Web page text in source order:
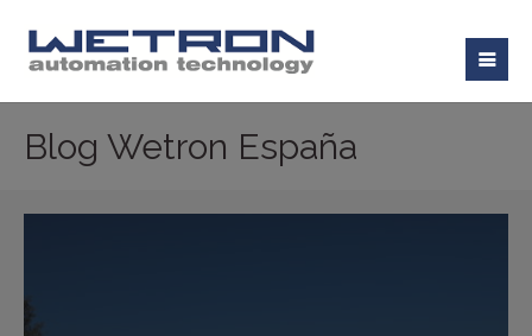
Blog Wetron España